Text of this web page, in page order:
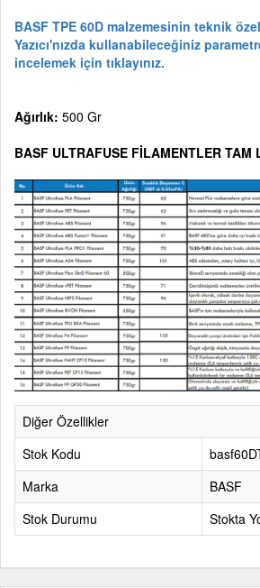
BASF TPE 60D malzemesinin teknik
Yazıcı'nızda kullanabileceğiniz
incelemek için tıklayınız.
Ağırlık: 500 Gr
BASF ULTRAFUSE FİLAMENTLER TAM
Diğer Özellikler
Stok Kodu
Marka
BASF
Stok Durumu
Stokta